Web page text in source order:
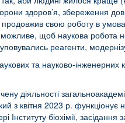
здоров’я, збереження
свою роботу в
можливе, щоб наукова робота
реагенти,
та науково-інженерних
діяльності
з квітня 2023 р. функціонує
біохімії,